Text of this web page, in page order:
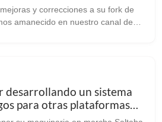
y correcciones a su fork de
desarrollando un sistema
para otras plataformas